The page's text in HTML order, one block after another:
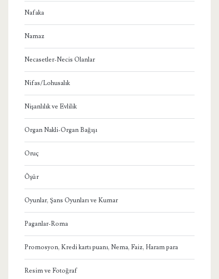
Nafaka
Namaz
Necasetler-Necis Olanlar
Nifas/Lohusalık
Nişanlılık ve Evlilik
Organ Nakli-Organ Bağışı
Oruç
Öşür
Oyunlar, Şans Oyunları ve Kumar
Paganlar-Roma
Promosyon, Kredi kartı puanı, Nema, Faiz, Haram para
Resim ve Fotoğraf